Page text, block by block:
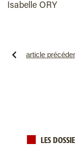
Isabelle ORY
article
LES